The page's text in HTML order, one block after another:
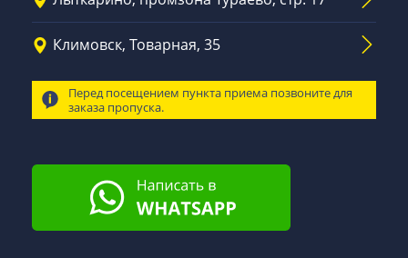
Климовск, Товарная, 35
Перед посещением пункта приема позвоните для
заказа пропуска.